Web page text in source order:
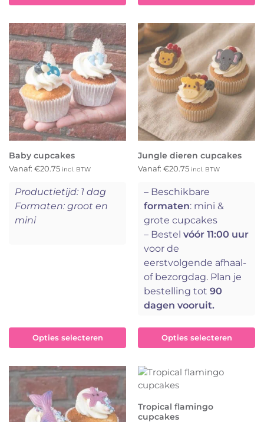
Baby cupcakes
Vanaf: €20.75 incl. BTW
Productietijd: 1 dag
Formaten: groot en
mini
Opties selecteren
Jungle dieren cupcakes
Vanaf: €20.75 incl. BTW
– Beschikbare
formaten: mini &
grote cupcakes
– Bestel vóór 11:00 uur
voor de
eerstvolgende afhaal-
of bezorgdag. Plan je
bestelling tot 90
dagen vooruit.
Opties selecteren
Tropical flamingo
cupcakes